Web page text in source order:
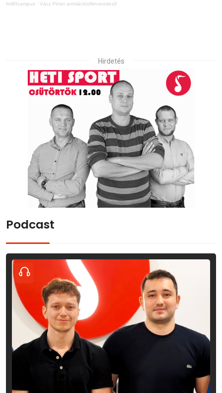
fm90campus · Vácz Péter animációsfilm-rendező
Hirdetés
Podcast